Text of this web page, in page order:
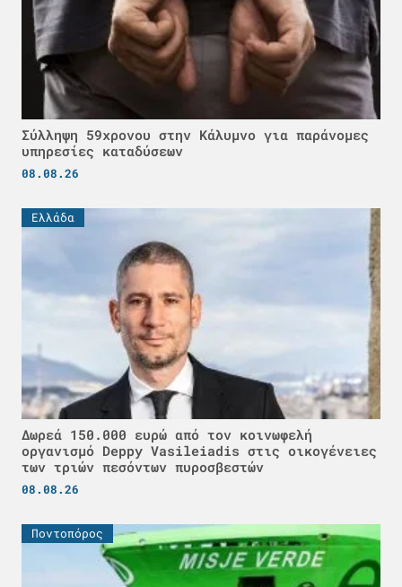
Σύλληψη 59χρονου στην Κάλυμνο για παράνομες
υπηρεσίες καταδύσεων
08.08.26
Ελλάδα
Δωρεά 150.000 ευρώ από τον κοινωφελή
οργανισμό Deppy Vasileiadis στις οικογένειες
των τριών πεσόντων πυροσβεστών
08.08.26
Ποντοπόρος